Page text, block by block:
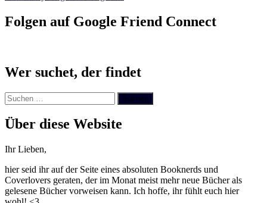
Folgen auf Google Friend Connect
Wer suchet, der findet
Suchen
nach:
Über diese Website
Ihr Lieben,
hier seid ihr auf der Seite eines absoluten Booknerds und
Coverlovers geraten, der im Monat meist mehr neue Bücher als
gelesene Bücher vorweisen kann. Ich hoffe, ihr fühlt euch hier